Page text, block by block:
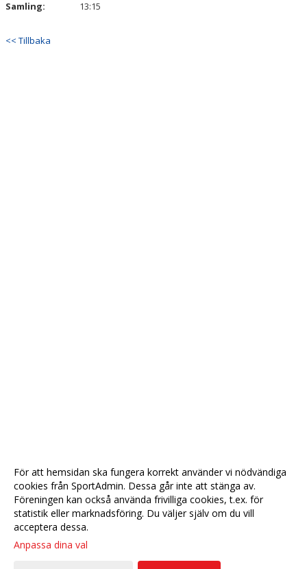
Samling:
13:15
<< Tillbaka
För att hemsidan ska fungera korrekt använder vi nödvändiga
cookies från SportAdmin. Dessa går inte att stänga av.
Föreningen kan också använda frivilliga cookies, t.ex. för
statistik eller marknadsföring. Du väljer själv om du vill
acceptera dessa.
Anpassa dina val